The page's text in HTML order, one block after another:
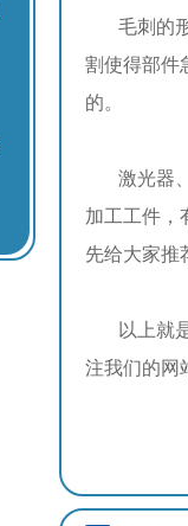
毛刺的形
割使得部件
的。
激光器、
加工工件，
先给大家推
以上就是
注我们的网